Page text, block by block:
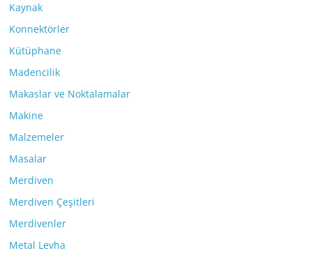
Kaynak
Konnektörler
Kütüphane
Madencilik
Makaslar ve Noktalamalar
Makine
Malzemeler
Masalar
Merdiven
Merdiven Çeşitleri
Merdivenler
Metal Levha